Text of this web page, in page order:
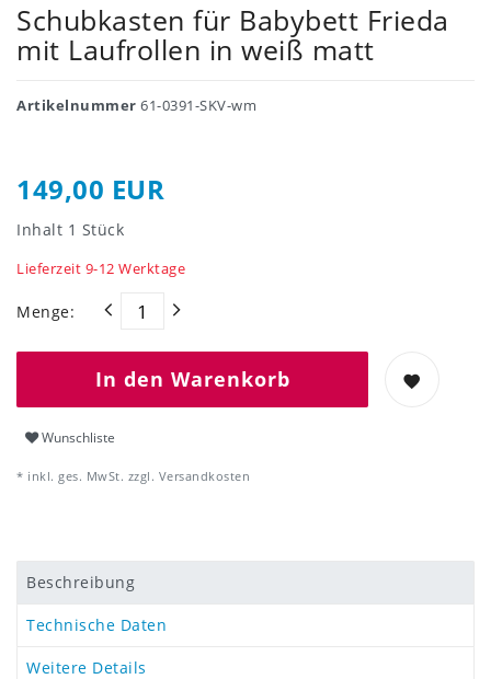
Schubkasten für Babybett Frieda
mit Laufrollen in weiß matt
Artikelnummer 61-0391-SKV-wm
149,00 EUR
Inhalt 1 Stück
Lieferzeit 9-12 Werktage
Menge:
In den Warenkorb
Wunschliste
* inkl. ges. MwSt. zzgl. Versandkosten
Beschreibung
Technische Daten
Weitere Details